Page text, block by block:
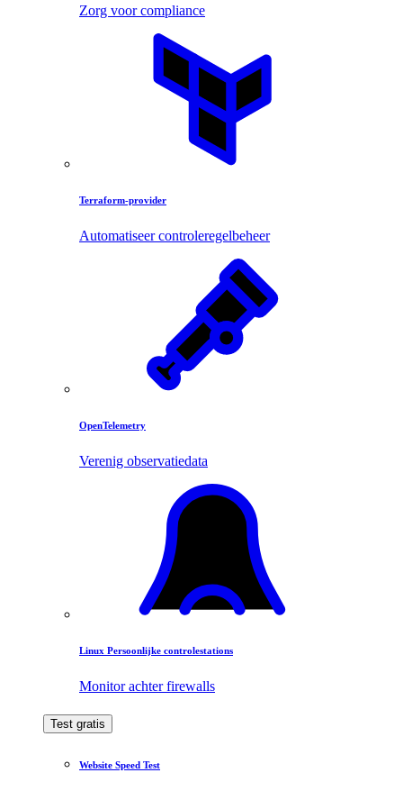
Zorg voor compliance
Terraform-provider
Automatiseer controleregelbeheer
OpenTelemetry
Verenig observatiedata
Linux Persoonlijke controlestations
Monitor achter firewalls
Test gratis
Website Speed Test